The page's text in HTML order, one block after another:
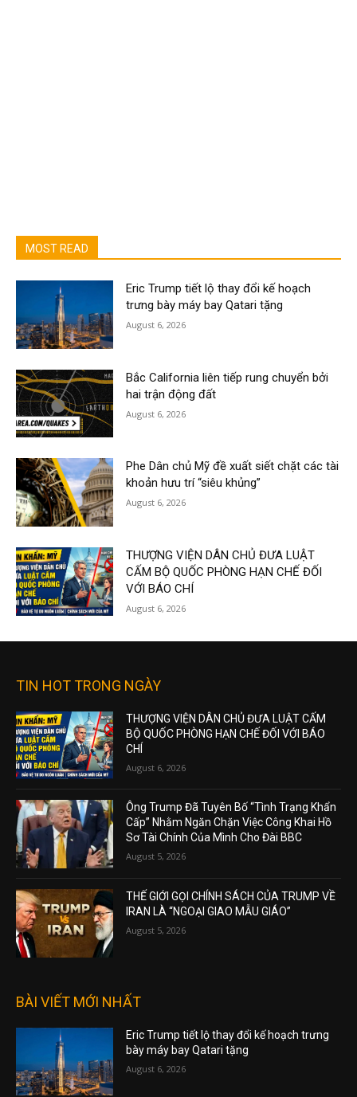
MOST READ
Eric Trump tiết lộ thay đổi kế hoạch
trưng bày máy bay Qatari tặng
August 6, 2026
Bắc California liên tiếp rung chuyển bởi
hai trận động đất
August 6, 2026
Phe Dân chủ Mỹ đề xuất siết chặt các tài
khoản hưu trí “siêu khủng”
August 6, 2026
THƯỢNG VIỆN DÂN CHỦ ĐƯA LUẬT
CẤM BỘ QUỐC PHÒNG HẠN CHẾ ĐỐI
VỚI BÁO CHÍ
August 6, 2026
TIN HOT TRONG NGÀY
THƯỢNG VIỆN DÂN CHỦ ĐƯA LUẬT CẤM
BỘ QUỐC PHÒNG HẠN CHẾ ĐỐI VỚI BÁO
CHÍ
August 6, 2026
Ông Trump Đã Tuyên Bố “Tình Trạng Khẩn
Cấp” Nhằm Ngăn Chặn Việc Công Khai Hồ
Sơ Tài Chính Của Mình Cho Đài BBC
August 5, 2026
THẾ GIỚI GỌI CHÍNH SÁCH CỦA TRUMP VỀ
IRAN LÀ “NGOẠI GIAO MẪU GIÁO”
August 5, 2026
BÀI VIẾT MỚI NHẤT
Eric Trump tiết lộ thay đổi kế hoạch trưng
bày máy bay Qatari tặng
August 6, 2026